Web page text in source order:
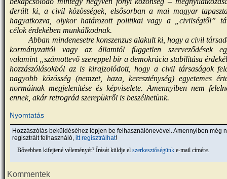
derült ki, a civil közösségek, elsősorban a mai magyar
hagyatkozva, olykor határozott politikai vagy a „civilségtől”
célok érdekében munkálkodnak.
Abban mindenesetre konszenzus alakult ki, hogy a civil
kormányzattól vagy az államtól független szerveződések
valamint „számottevő szereppel bír a demokrácia stabilitása
hozzászólásokból az is kirajzolódott, hogy a civil társaságok
nagyobb közösség (nemzet, haza, kereszténység) egyetemes
normáinak megjelenítése és képviselete. Amennyiben nem
ennek, akár retrográd szerepükről is beszélhetünk.
Nyomtatás
Hozzászólás beküldéséhez lépjen be felhasználónevével. Amennyiben még
regisztrált felhasználó,itt regisztrálhat!
Bővebben kifejtené véleményét? Írását küldje elszerkesztőségünk e-mail címére.
Kommentek